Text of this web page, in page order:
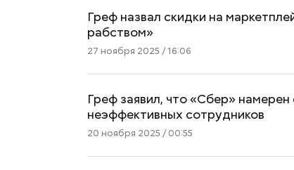
Греф назвал скидки на
рабством»
27 ноября 2025 / 16:06
Греф заявил, что «Сбер»
неэффективных сотрудников
20 ноября 2025 / 00:55